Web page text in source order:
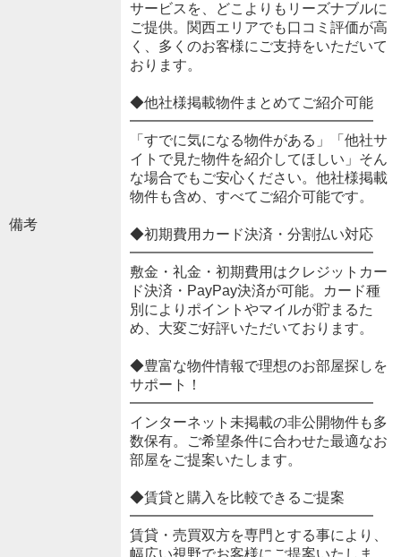
備考
サービスを、どこよりもリーズナブルに
ご提供。関西エリアでも口コミ評価が高
く、多くのお客様にご支持をいただいて
おります。
◆他社様掲載物件まとめてご紹介可能
━━━━━━━━━━━━━━━━━
「すでに気になる物件がある」「他社サ
イトで見た物件を紹介してほしい」そん
な場合でもご安心ください。他社様掲載
物件も含め、すべてご紹介可能です。
◆初期費用カード決済・分割払い対応
━━━━━━━━━━━━━━━━━
敷金・礼金・初期費用はクレジットカー
ド決済・PayPay決済が可能。カード種
別によりポイントやマイルが貯まるた
め、大変ご好評いただいております。
◆豊富な物件情報で理想のお部屋探しを
サポート！
━━━━━━━━━━━━━━━━━
インターネット未掲載の非公開物件も多
数保有。ご希望条件に合わせた最適なお
部屋をご提案いたします。
◆賃貸と購入を比較できるご提案
━━━━━━━━━━━━━━━━━
賃貸・売買双方を専門とする事により、